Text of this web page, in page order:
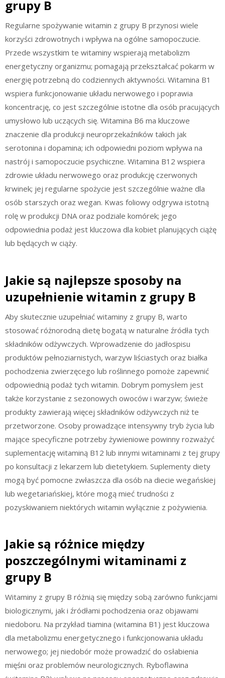
grupy B
Regularne spożywanie witamin z grupy B przynosi wiele
korzyści zdrowotnych i wpływa na ogólne samopoczucie.
Przede wszystkim te witaminy wspierają metabolizm
energetyczny organizmu; pomagają przekształcać pokarm w
energię potrzebną do codziennych aktywności. Witamina B1
wspiera funkcjonowanie układu nerwowego i poprawia
koncentrację, co jest szczególnie istotne dla osób pracujących
umysłowo lub uczących się. Witamina B6 ma kluczowe
znaczenie dla produkcji neuroprzekaźników takich jak
serotonina i dopamina; ich odpowiedni poziom wpływa na
nastrój i samopoczucie psychiczne. Witamina B12 wspiera
zdrowie układu nerwowego oraz produkcję czerwonych
krwinek; jej regularne spożycie jest szczególnie ważne dla
osób starszych oraz wegan. Kwas foliowy odgrywa istotną
rolę w produkcji DNA oraz podziale komórek; jego
odpowiednia podaż jest kluczowa dla kobiet planujących ciążę
lub będących w ciąży.
Jakie są najlepsze sposoby na
uzupełnienie witamin z grupy B
Aby skutecznie uzupełniać witaminy z grupy B, warto
stosować różnorodną dietę bogatą w naturalne źródła tych
składników odżywczych. Wprowadzenie do jadłospisu
produktów pełnoziarnistych, warzyw liściastych oraz białka
pochodzenia zwierzęcego lub roślinnego pomoże zapewnić
odpowiednią podaż tych witamin. Dobrym pomysłem jest
także korzystanie z sezonowych owoców i warzyw; świeże
produkty zawierają więcej składników odżywczych niż te
przetworzone. Osoby prowadzące intensywny tryb życia lub
mające specyficzne potrzeby żywieniowe powinny rozważyć
suplementację witaminą B12 lub innymi witaminami z tej grupy
po konsultacji z lekarzem lub dietetykiem. Suplementy diety
mogą być pomocne zwłaszcza dla osób na diecie wegańskiej
lub wegetariańskiej, które mogą mieć trudności z
pozyskiwaniem niektórych witamin wyłącznie z pożywienia.
Jakie są różnice między
poszczególnymi witaminami z
grupy B
Witaminy z grupy B różnią się między sobą zarówno funkcjami
biologicznymi, jak i źródłami pochodzenia oraz objawami
niedoboru. Na przykład tiamina (witamina B1) jest kluczowa
dla metabolizmu energetycznego i funkcjonowania układu
nerwowego; jej niedobór może prowadzić do osłabienia
mięśni oraz problemów neurologicznych. Ryboflawina